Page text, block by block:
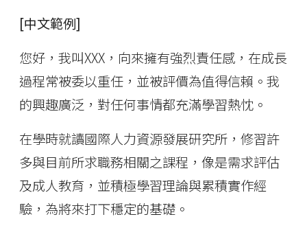
[中文範例]
您好，我叫XXX，向來擁有強烈責任感，在成長
過程常被委以重任，並被評價為值得信賴。我
的興趣廣泛，對任何事情都充滿學習熱忱。
在學時就讀國際人力資源發展研究所，修習許
多與目前所求職務相關之課程，像是需求評估
及成人教育，並積極學習理論與累積實作經
驗，為將來打下穩定的基礎。